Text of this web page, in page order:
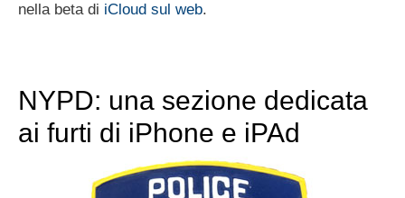
nella beta di iCloud sul web.
NYPD: una sezione dedicata
ai furti di iPhone e iPAd